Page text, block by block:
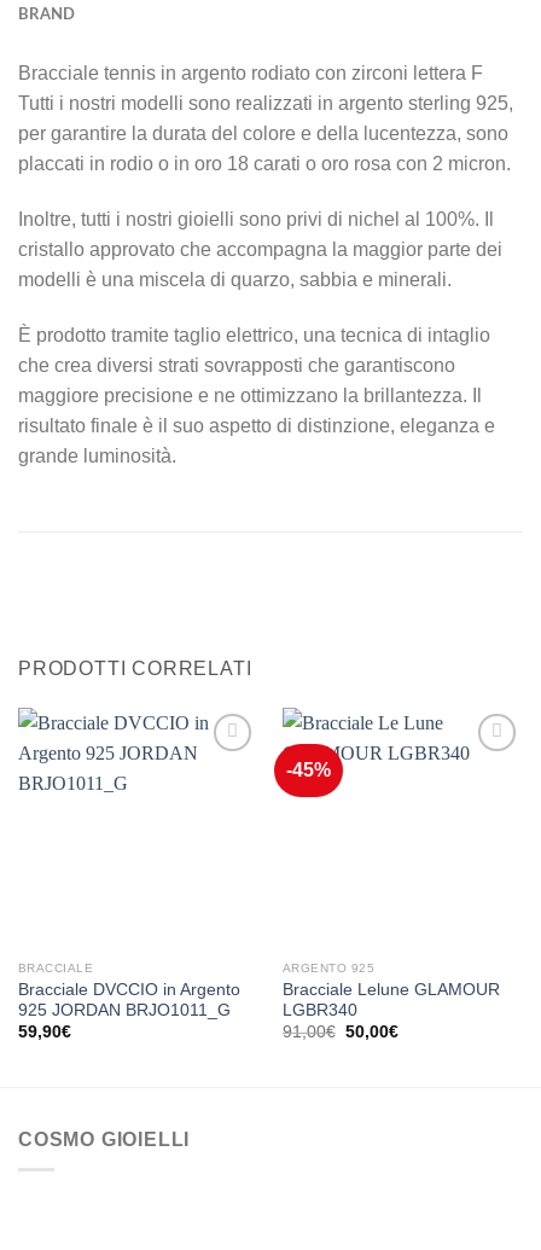
BRAND
Bracciale tennis in argento rodiato con zirconi lettera F
Tutti i nostri modelli sono realizzati in argento sterling 925,
per garantire la durata del colore e della lucentezza, sono
placcati in rodio o in oro 18 carati o oro rosa con 2 micron.
Inoltre, tutti i nostri gioielli sono privi di nichel al 100%. Il
cristallo approvato che accompagna la maggior parte dei
modelli è una miscela di quarzo, sabbia e minerali.
È prodotto tramite taglio elettrico, una tecnica di intaglio
che crea diversi strati sovrapposti che garantiscono
maggiore precisione e ne ottimizzano la brillantezza. Il
risultato finale è il suo aspetto di distinzione, eleganza e
grande luminosità.
PRODOTTI CORRELATI
BRACCIALE
Bracciale DVCCIO in Argento
925 JORDAN BRJO1011_G
59,90€
-45%
ARGENTO 925
Bracciale Lelune GLAMOUR
LGBR340
91,00€ Il
50,00€Il
COSMO GIOIELLI